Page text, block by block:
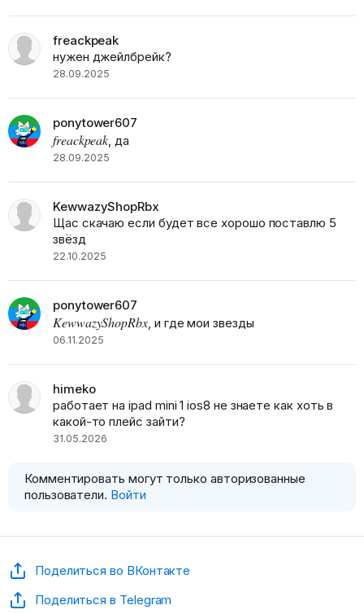
freackpeak
нужен джейлбрейк?
28.09.2025
ponytower607
freackpeak, да
28.09.2025
KewwazyShopRbx
Щас скачаю если будет все хорошо поставлю 5
звёзд
22.10.2025
ponytower607
KewwazyShopRbx, и где мои звезды
06.11.2025
himeko
работает на ipad mini 1 ios8 не знаете как хоть в
какой-то плейс зайти?
31.05.2026
Комментировать могут только авторизованные
пользователи. Войти
Поделиться во ВКонтакте
Поделиться в Telegram